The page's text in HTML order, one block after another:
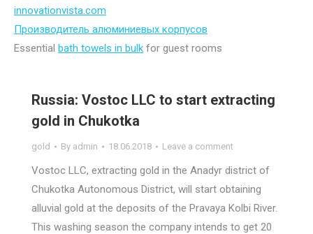
innovationvista.com
Производитель алюминиевых корпусов
Essential bath towels in bulk for guest rooms
Russia: Vostoc LLC to start extracting
gold in Chukotka
gold By admin 18.06.2018 Leave a comment
Vostoc LLC, extracting gold in the Anadyr district of
Chukotka Autonomous District, will start obtaining
alluvial gold at the deposits of the Pravaya Kolbi River.
This washing season the company intends to get 20